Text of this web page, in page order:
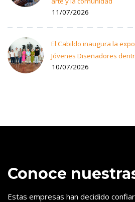
11/07/2026
El Cabildo inaugura la
Jóvenes Diseñadores
10/07/2026
Conoce
Estas empresas han decidido